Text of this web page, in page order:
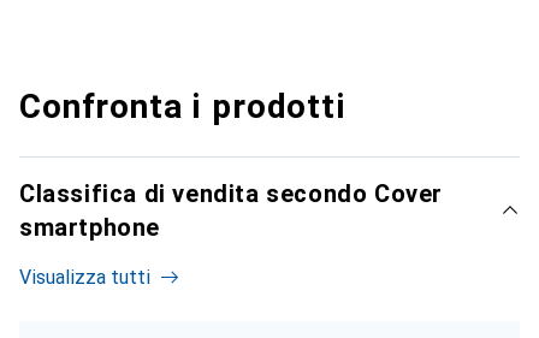
Confronta i prodotti
Classifica di vendita secondo Cover
smartphone
Visualizza tutti